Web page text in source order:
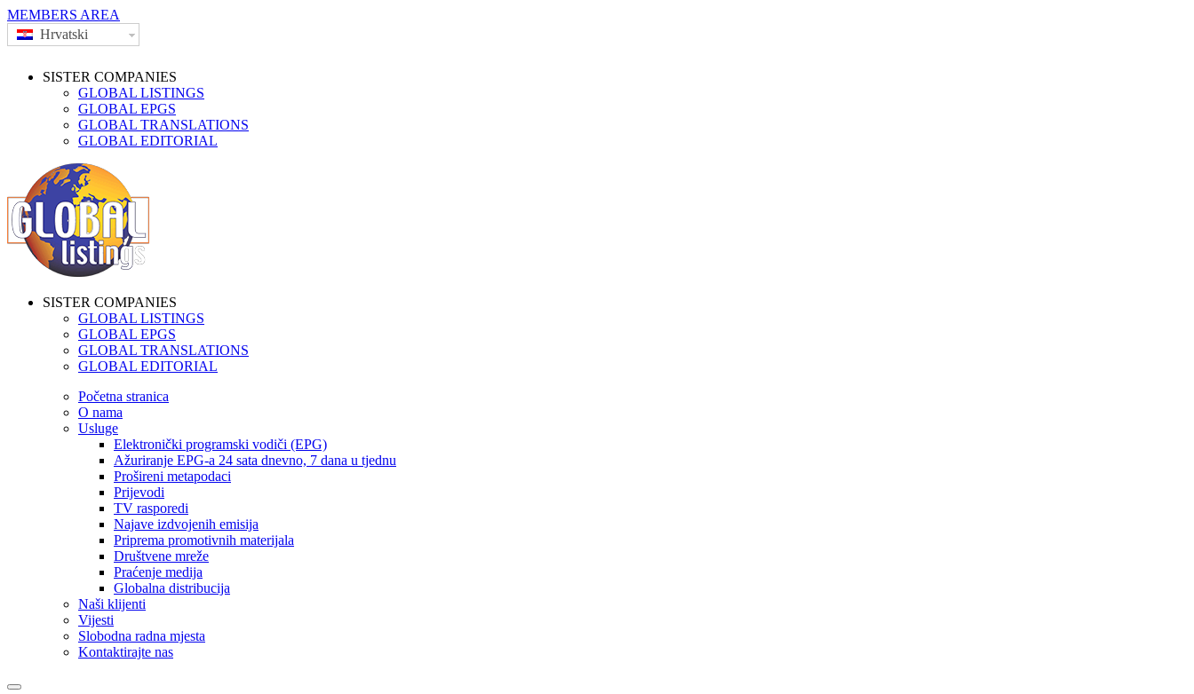
MEMBERS AREA
Hrvatski
SISTER COMPANIES
GLOBAL LISTINGS
GLOBAL EPGS
GLOBAL TRANSLATIONS
GLOBAL EDITORIAL
SISTER COMPANIES
GLOBAL LISTINGS
GLOBAL EPGS
GLOBAL TRANSLATIONS
GLOBAL EDITORIAL
Početna stranica
O nama
Usluge
Elektronički programski vodiči (EPG)
Ažuriranje EPG-a 24 sata dnevno, 7 dana u tjednu
Prošireni metapodaci
Prijevodi
TV rasporedi
Najave izdvojenih emisija
Priprema promotivnih materijala
Društvene mreže
Praćenje medija
Globalna distribucija
Naši klijenti
Vijesti
Slobodna radna mjesta
Kontaktirajte nas